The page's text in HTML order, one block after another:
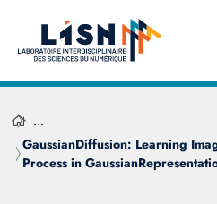
...
GaussianDiffusion: Learning
Process in